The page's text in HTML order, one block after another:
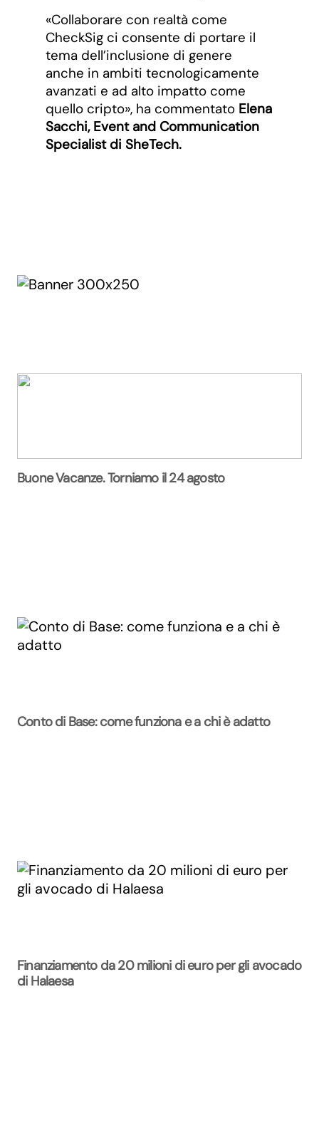
«Collaborare con realtà come
CheckSig ci consente di portare il
tema dell’inclusione di genere
anche in ambiti tecnologicamente
avanzati e ad alto impatto come
quello cripto», ha commentato Elena
Sacchi, Event and Communication
Specialist di SheTech.
Buone Vacanze. Torniamo il 24 agosto
Conto di Base: come funziona e a chi è adatto
Finanziamento da 20 milioni di euro per gli avocado
di Halaesa